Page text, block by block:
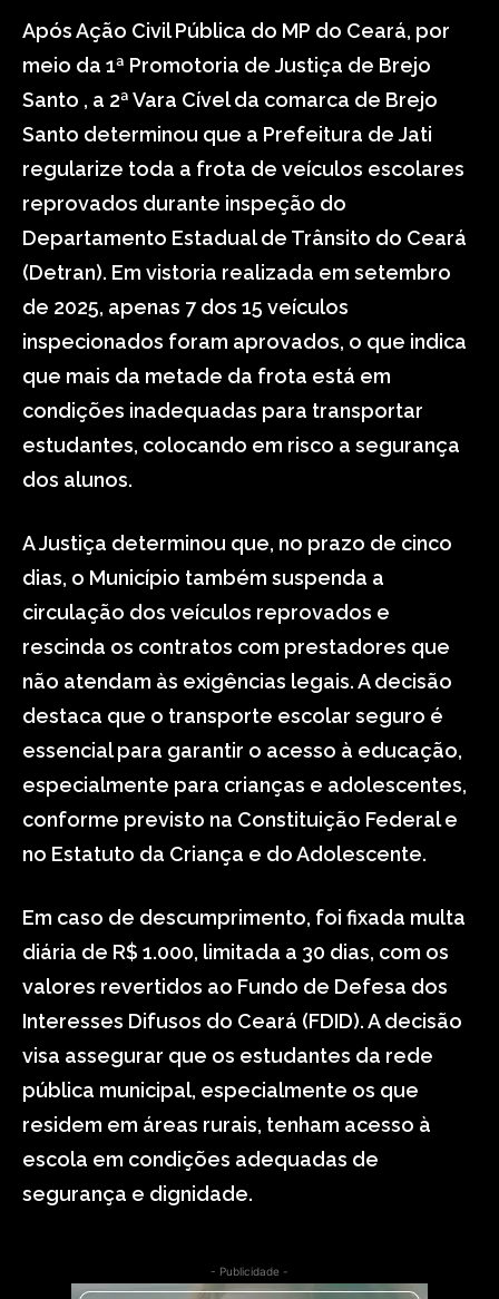
Após Ação Civil Pública do MP do Ceará, por
meio da 1ª Promotoria de Justiça de Brejo
Santo , a 2ª Vara Cível da comarca de Brejo
Santo determinou que a Prefeitura de Jati
regularize toda a frota de veículos escolares
reprovados durante inspeção do
Departamento Estadual de Trânsito do Ceará
(Detran). Em vistoria realizada em setembro
de 2025, apenas 7 dos 15 veículos
inspecionados foram aprovados, o que indica
que mais da metade da frota está em
condições inadequadas para transportar
estudantes, colocando em risco a segurança
dos alunos.
A Justiça determinou que, no prazo de cinco
dias, o Município também suspenda a
circulação dos veículos reprovados e
rescinda os contratos com prestadores que
não atendam às exigências legais. A decisão
destaca que o transporte escolar seguro é
essencial para garantir o acesso à educação,
especialmente para crianças e adolescentes,
conforme previsto na Constituição Federal e
no Estatuto da Criança e do Adolescente.
Em caso de descumprimento, foi fixada multa
diária de R$ 1.000, limitada a 30 dias, com os
valores revertidos ao Fundo de Defesa dos
Interesses Difusos do Ceará (FDID). A decisão
visa assegurar que os estudantes da rede
pública municipal, especialmente os que
residem em áreas rurais, tenham acesso à
escola em condições adequadas de
segurança e dignidade.
- Publicidade -